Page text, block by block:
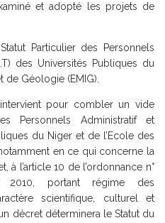
et adopté les projets de
Particulier des Personnels
des Universités Publiques du
de Géologie (EMIG).
pour combler un vide
Personnels Administratif et
du Niger et de l’Ecole des
en ce qui concerne la
à l’article 10 de l’ordonnance n°
portant régime des
scientifique, culturel et
décret déterminera le Statut du